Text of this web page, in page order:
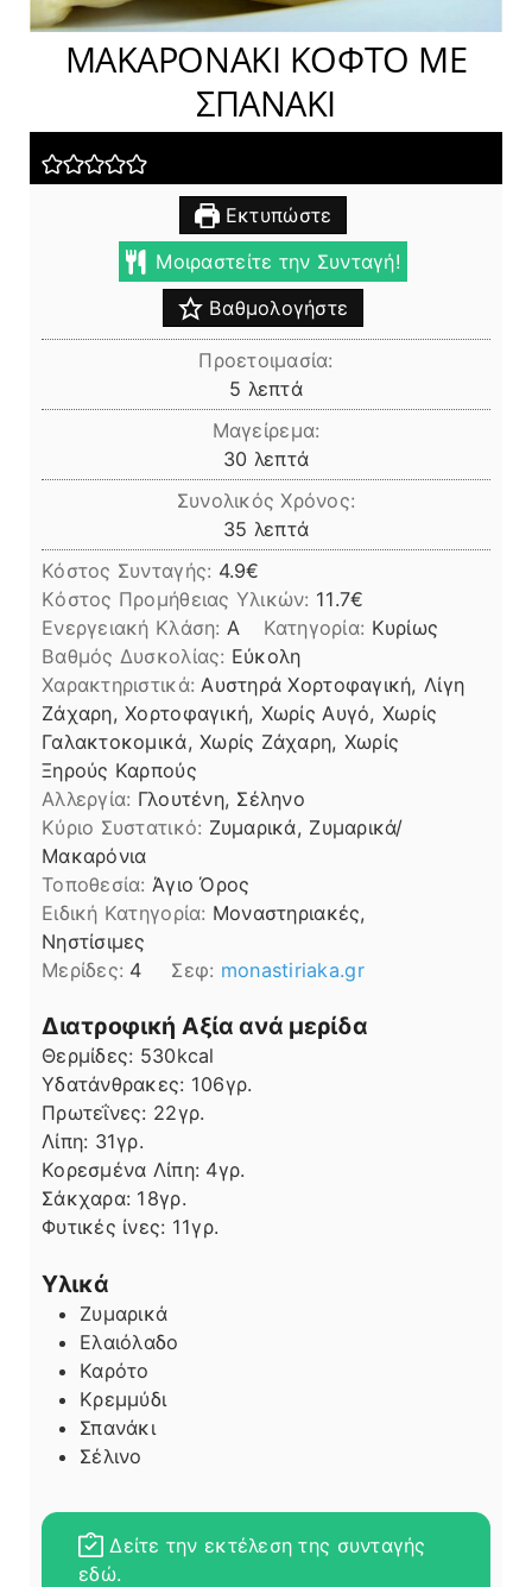
ΜΑΚΑΡΟΝΑΚΙ ΚΟΦΤΟ ΜΕ
ΣΠΑΝΑΚΙ
Εκτυπώστε
Μοιραστείτε την Συνταγή!
Βαθμολογήστε
Προετοιμασία:
5 λεπτά
λεπτά
Μαγείρεμα:
30 λεπτά
λεπτά
Συνολικός Χρόνος:
35 λεπτά
λεπτά
Κόστος Συνταγής: 4.9€
Kόστος Προμήθειας Υλικών: 11.7
Ενεργειακή Κλάση: A Κατηγορία: Κυρίως
Βαθμός Δυσκολίας: Εύκολη
Χαρακτηριστικά: Αυστηρά Χορτοφαγική, Λίγη
Ζάχαρη, Χορτοφαγική, Χωρίς Αυγό, Χωρίς
Γαλακτοκομικά, Χωρίς Ζάχαρη, Χωρίς
Ξηρούς Καρπούς
Αλλεργία: Γλουτένη, Σέληνο
Kύριο Συστατικό: Ζυμαρικά, Ζυμαρικά/
Μακαρόνια
Τοποθεσία: Άγιο Όρος
Ειδική Κατηγορία: Μοναστηριακές,
Νηστίσιμες
Μερίδες: 4 Σεφ: monastiriaka.gr
Διατροφική Αξία ανά μερίδα
Θερμίδες: 530kcal
Υδατάνθρακες: 106γρ.
Πρωτεΐνες: 22γρ.
Λίπη
Λίπη: 31γρ.
Κορεσμένα Λίπη: 4γρ.
Σάκχαρα: 18γρ.
Φυτικές ίνες: 11γρ.
Υλικά
Ζυμαρικά
Ελαιόλαδο
Καρότο
Κρεμμύδι
Σπανάκι
Σέλινο
Δείτε την εκτέλεση της συνταγής
εδώ.